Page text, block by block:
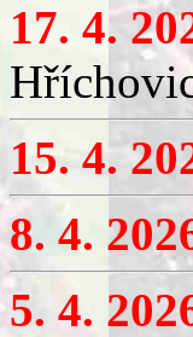
17. 4.
15. 4.
8. 4.
5. 4.